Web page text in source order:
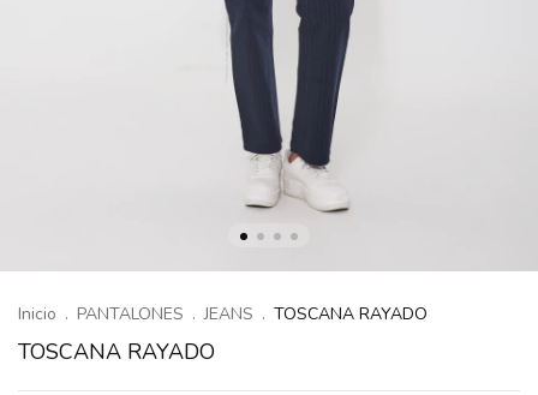
Inicio . PANTALONES . JEANS . TOSCANA RAYADO
TOSCANA RAYADO